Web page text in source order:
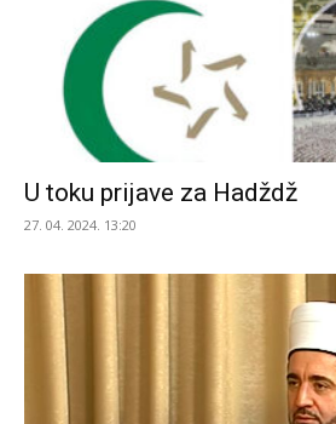
U toku prijave za Hadždž
27. 04. 2024. 13:20